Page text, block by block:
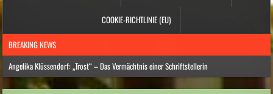
COOKIE-RICHTLINIE (EU)
BREAKING NEWS
Angelika Klüssendorf: „Trost“ – Das Vermächtnis einer Schriftstellerin
Hitzewelle: Städte- und Gemeindebund fordert „nationalen Kraftakt für